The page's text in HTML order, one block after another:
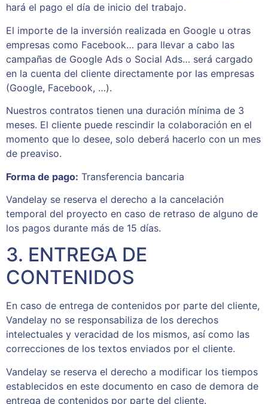
hará el pago el día de inicio del trabajo.
El importe de la inversión realizada en Google u otras
empresas como Facebook… para llevar a cabo las
campañas de Google Ads o Social Ads… será cargado
en la cuenta del cliente directamente por las empresas
(Google, Facebook, …).
Nuestros contratos tienen una duración mínima de 3
meses. El cliente puede rescindir la colaboración en el
momento que lo desee, solo deberá hacerlo con un mes
de preaviso.
Forma de pago: Transferencia bancaria
Vandelay se reserva el derecho a la cancelación
temporal del proyecto en caso de retraso de alguno de
los pagos durante más de 15 días.
3. ENTREGA DE
CONTENIDOS
En caso de entrega de contenidos por parte del cliente,
Vandelay no se responsabiliza de los derechos
intelectuales y veracidad de los mismos, así como las
correcciones de los textos enviados por el cliente.
Vandelay se reserva el derecho a modificar los tiempos
establecidos en este documento en caso de demora de
entrega de contenidos por parte del cliente.